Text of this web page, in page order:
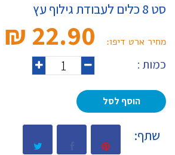
סט 8 כלים לעבודת גילוף עץ
מחיר ארט דיפו: 22.90 ₪‎
כמות :
הוסף לסל
שתף: